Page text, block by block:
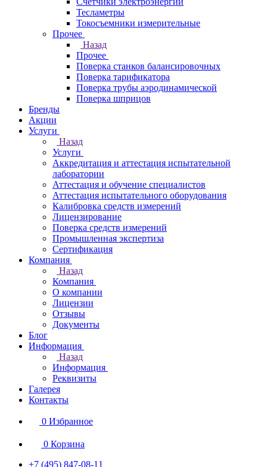
Тесламетры
Токосъемники измерительные
Прочее
Назад
Прочее
Поверка станков балансировочных
Поверка тарификатора
Поверка трубы аэродинамической
Поверка шприцов
Бренды
Акции
Услуги
Назад
Услуги
Аккредитация и аттестация испытательной
лаборатории
Аттестация и обучение специалистов
Аттестация испытательного оборудования
Калибровка средств измерений
Лицензирование
Поверка средств измерений
Промышленная экспертиза
Сертификация
Компания
Назад
Компания
О компании
Лицензии
Отзывы
Документы
Блог
Информация
Назад
Информация
Реквизиты
Галерея
Контакты
0 Избранное
0 Корзина
+7 (495) 847-08-11